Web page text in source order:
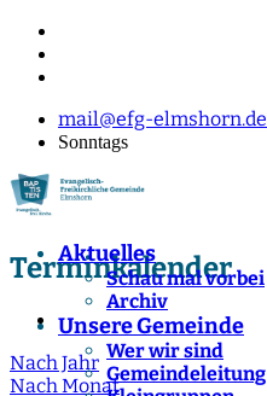
mail@efg-elmshorn.de
Sonntags
Aktuelles
Schau mal vorbei
Archiv
Unsere Gemeinde
Wer wir sind
Gemeindeleitung
Terminkalender
Nach Jahr
Nach Monat